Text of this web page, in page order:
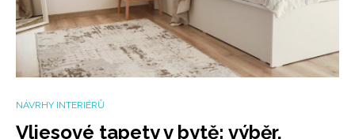
NÁVRHY INTERIÉRŮ
Vliesové tapety v bytě: výběr,